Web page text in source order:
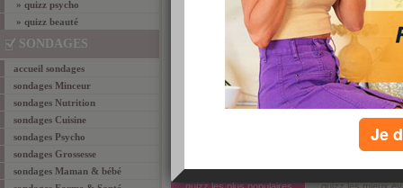
» quizz psycho
» quizz beauté
SONDAGES
accueil sondages
sondages Minceur
sondages Nutrition
sondages Cuisine
sondages Psycho
sondages Grossesse
sondages Maman & bébé
manan18
50%
PIPELETTE26
score:50%
score:
voir les 2 commentaires
Je